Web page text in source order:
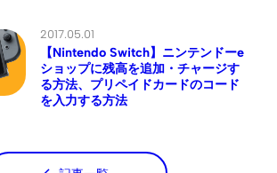
2017.05.01
【Nintendo Switch】ニンテンドーe
ショップに残高を追加・チャージす
る方法、プリペイドカードのコード
を入力する方法